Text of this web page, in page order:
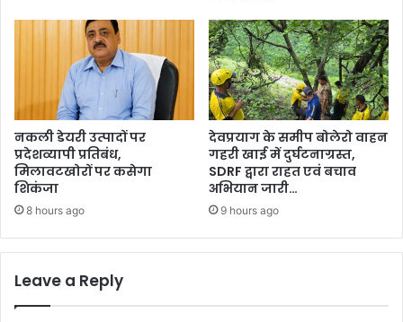
नकली डेयरी उत्पादों पर
प्रदेशव्यापी प्रतिबंध,
मिलावटखोरों पर कसेगा
शिकंजा
8 hours ago
देवप्रयाग के समीप बोलेरो वाहन
गहरी खाई में दुर्घटनाग्रस्त,
SDRF द्वारा राहत एवं बचाव
अभियान जारी…
9 hours ago
Leave a Reply